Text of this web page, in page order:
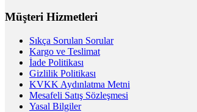
Müşteri Hizmetleri
Sıkça Sorulan Sorular
Kargo ve Teslimat
İade Politikası
Gizlilik Politikası
KVKK Aydınlatma Metni
Mesafeli Satış Sözleşmesi
Yasal Bilgiler